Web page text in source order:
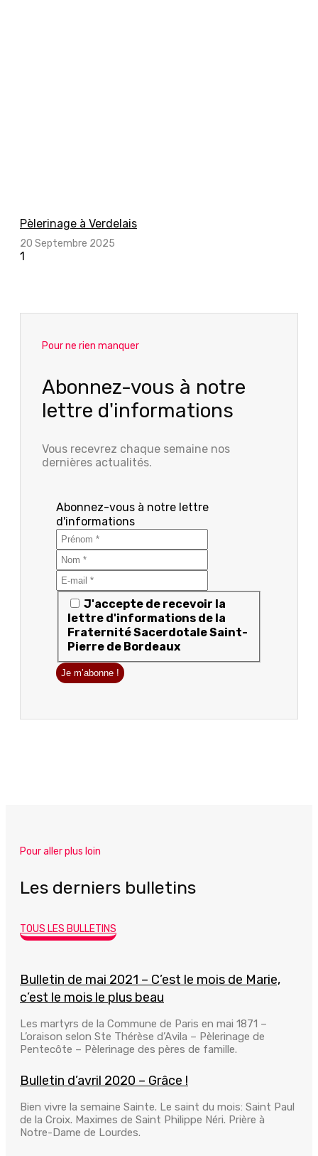
Pèlerinage à Verdelais
20 Septembre 2025
Pour ne rien manquer
Abonnez-vous à notre
lettre d'informations
Vous recevrez chaque semaine nos
dernières actualités.
Abonnez-vous à notre lettre
d'informations
J'accepte de recevoir la
lettre d'informations de la
Fraternité Sacerdotale Saint-
Pierre de Bordeaux
Pour aller plus loin
Les derniers bulletins
TOUS LES BULLETINS
Bulletin de mai 2021 – C’est le mois de Marie,
c’est le mois le plus beau
Les martyrs de la Commune de Paris en mai 1871 –
L’oraison selon Ste Thérèse d’Avila – Pèlerinage de
Pentecôte – Pèlerinage des pères de famille.
Bulletin d’avril 2020 – Grâce !
Bien vivre la semaine Sainte. Le saint du mois: Saint Paul
de la Croix. Maximes de Saint Philippe Néri. Prière à
Notre-Dame de Lourdes.